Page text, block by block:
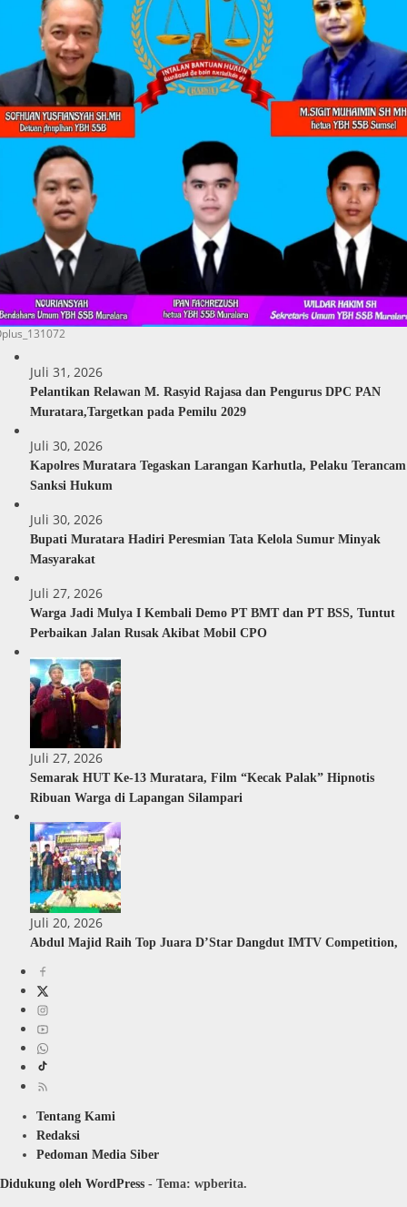
Juli 31, 2026
Pelantikan Relawan M. Rasyid Rajasa dan Pengurus DPC PAN
Muratara,Targetkan pada Pemilu 2029
Juli 30, 2026
Kapolres Muratara Tegaskan Larangan Karhutla, Pelaku Terancam
Sanksi Hukum
Juli 30, 2026
Bupati Muratara Hadiri Peresmian Tata Kelola Sumur Minyak
Masyarakat
Juli 27, 2026
Warga Jadi Mulya I Kembali Demo PT BMT dan PT BSS, Tuntut
Perbaikan Jalan Rusak Akibat Mobil CPO
Juli 27, 2026
Semarak HUT Ke-13 Muratara, Film “Kecak Palak” Hipnotis
Ribuan Warga di Lapangan Silampari
Juli 20, 2026
Abdul Majid Raih Top Juara D’Star Dangdut IMTV Competition,
Tentang Kami
Redaksi
Pedoman Media Siber
Didukung oleh WordPress - Tema: wpberita.